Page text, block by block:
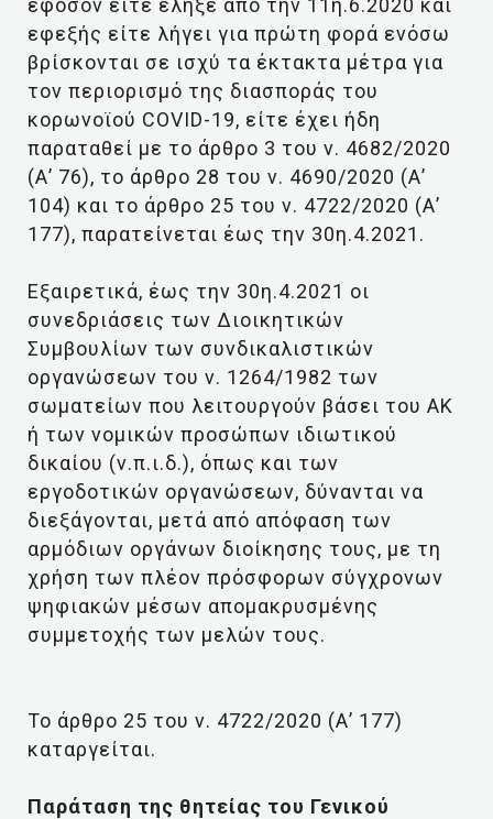
εφόσον είτε έληξε από την 11η.6.2020 και
εφεξής είτε λήγει για πρώτη φορά ενόσω
βρίσκονται σε ισχύ τα έκτακτα μέτρα για
τον περιορισμό της διασποράς του
κορωνοϊού COVID-19, είτε έχει ήδη
παραταθεί με το άρθρο 3 του ν. 4682/2020
(Α’ 76), το άρθρο 28 του ν. 4690/2020 (Α’
104) και το άρθρο 25 του ν. 4722/2020 (Α’
177), παρατείνεται έως την 30η.4.2021.
Εξαιρετικά, έως την 30η.4.2021 οι
συνεδριάσεις των Διοικητικών
Συμβουλίων των συνδικαλιστικών
οργανώσεων του ν. 1264/1982 των
σωματείων που λειτουργούν βάσει του ΑΚ
ή των νομικών προσώπων ιδιωτικού
δικαίου (ν.π.ι.δ.), όπως και των
εργοδοτικών οργανώσεων, δύνανται να
διεξάγονται, μετά από απόφαση των
αρμόδιων οργάνων διοίκησης τους, με τη
χρήση των πλέον πρόσφορων σύγχρονων
ψηφιακών μέσων απομακρυσμένης
συμμετοχής των μελών τους.
Το άρθρο 25 του ν. 4722/2020 (Α’ 177)
καταργείται.
Παράταση της θητείας του Γενικού